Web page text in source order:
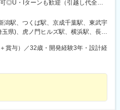
国道駅、蒔田駅、赤羽岩淵駅、セン
笠寺駅、自由ケ丘駅(愛知県)、出島
、新千葉駅、神谷町駅、新高島駅、
古屋駅、梅田駅(地下鉄)、富山駅、京
、三滝駅、舟入本町駅、花田口駅、
御陵前駅、野田駅(阪神線)、肥後橋
◎U・Iターンも歓迎（引越し代全額
ロジェクトにより、一部完全在宅／
関西エリア（大阪、京都、兵庫、奈
ア（東京、神奈川、千葉、埼玉、栃
ど）■九州エリア（福岡、熊本など）
う転勤は、基本的には本人が希望す
潟駅、つくば駅、京成千葉駅、東武宇
県)、虎ノ門ヒルズ駅、横浜駅、長野
丸駅、三宮駅(神戸新交通)、山陽姫
県)、高松駅(香川県)、天神駅、花畑
六丁目駅、金川駅、東野駅(京都
アム駅、衣山駅、山麓駅(皿倉山)、
賞与）／32歳・開発経験3年・設計経